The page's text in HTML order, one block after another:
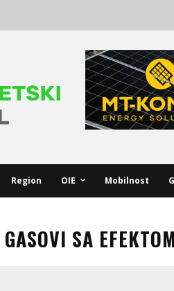
Region OIE Mobilnost
GASOVI SA